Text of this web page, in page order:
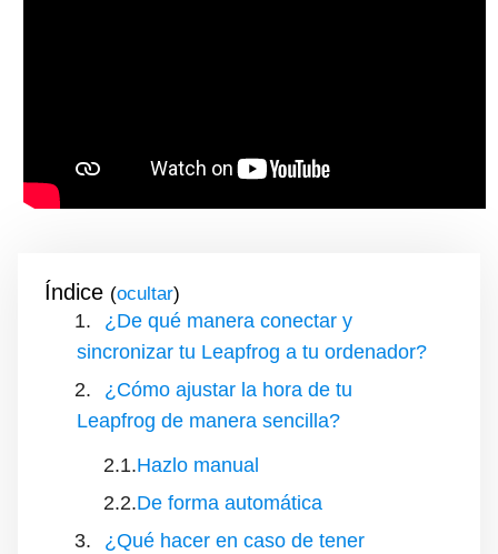
Índice ( )
¿De qué manera conectar y
sincronizar tu Leapfrog a tu ordenador?
¿Cómo ajustar la hora de tu
Leapfrog de manera sencilla?
Hazlo manual
De forma automática
¿Qué hacer en caso de tener